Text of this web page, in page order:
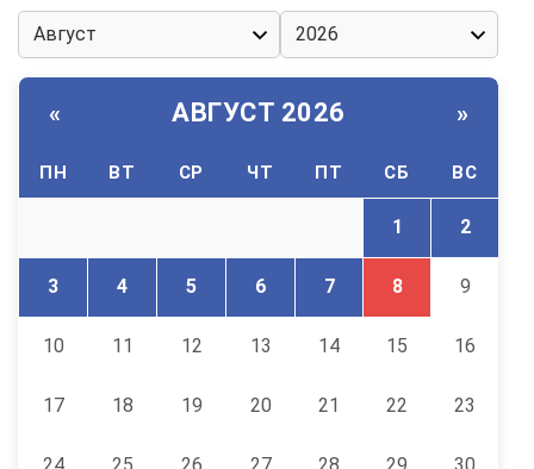
« АВГУСТ 2026 »
ПН ВТ СР ЧТ ПТ СБ ВС
1 2
3 4 5 6 7 8 9
10 11 12 13 14 15 16
17 18 19 20 21 22 23